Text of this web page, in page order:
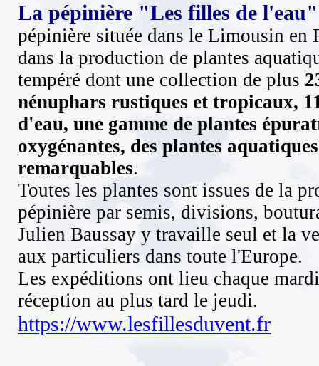
La pépinière "Les filles de l'eau"
pépinière située dans le Limousin en
dans la production de plantes
tempéré dont une collection de plus
nénuphars rustiques et tropicaux,
d'eau, une gamme de plantes
oxygénantes, des plantes
remarquables.
Toutes les plantes sont issues de la
pépinière par semis, divisions,
Julien Baussay y travaille seul et la
aux particuliers dans toute l'Europe.
Les expéditions ont lieu chaque
réception au plus tard le jeudi.
https://www.lesfillesduvent.fr